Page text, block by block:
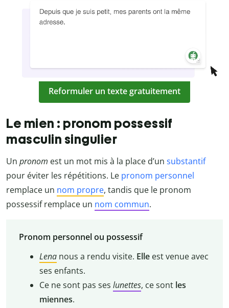
Reformuler un texte gratuitement
Le mien : pronom possessif
masculin singulier
Un pronom est un mot mis à la place d’un substantif
pour éviter les répétitions. Le pronom personnel
remplace un nom propre, tandis que le pronom
possessif remplace un nom commun.
Pronom personnel ou possessif
Lenanous a rendu visite. Elle est venue avec
ses enfants.
Ce ne sont pas ses lunettes, ce sont les
miennes.